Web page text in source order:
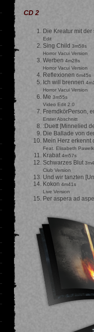
CD 2
Die Kreatur mit
Edit
Sing Child 3m58s
Horror Vacui Version
Werben 4m28s
Horror Vacui Version
Reflexionen 6m45s
Ich will brennen
Horror Vacui Version
Me 3m55s
Video Edit 2.0
FremdkörPerson,
Erster Abschnitt
:Duett [Minnelied
Die Ballade von
Mein Herz erkennt
Feat. Elisabeth
Krabat 4m57s
Schwarzes Blut
Club Version
Und wir tanzten
Kokon 4m41s
Live Version
Per aspera ad